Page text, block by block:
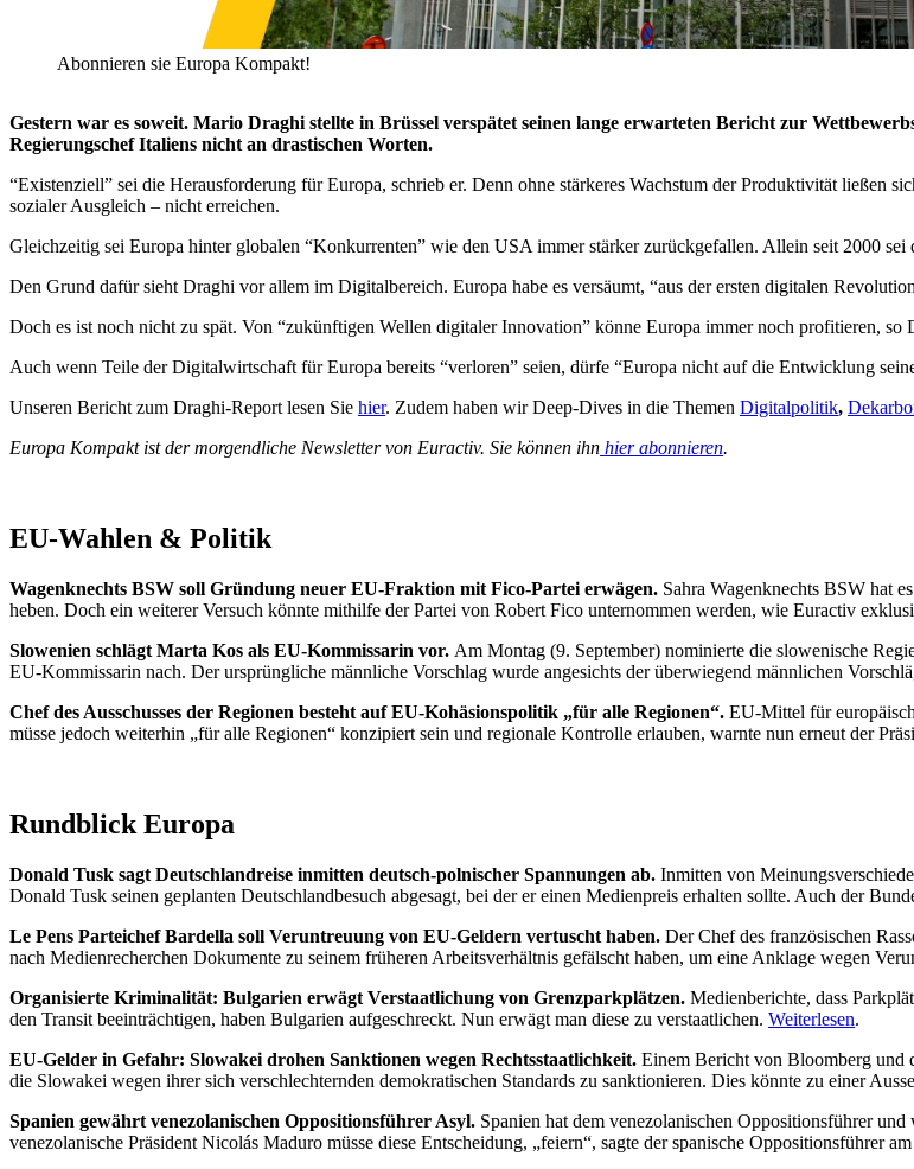
Abonnieren sie Europa Kompakt!
Gestern war es soweit. Mario Draghi stellte in Brüssel verspätet seinen lange erwarteten Bericht zur
Regierungschef Italiens nicht an drastischen Worten.
“Existenziell” sei die Herausforderung für Europa, schrieb er. Denn ohne stärkeres Wachstum der Produktivität
sozialer Ausgleich – nicht erreichen.
Gleichzeitig sei Europa hinter globalen “Konkurrenten” wie den USA immer stärker zurückgefallen. Allein seit 2000
Den Grund dafür sieht Draghi vor allem im Digitalbereich. Europa habe es versäumt, “aus der ersten digitalen
Doch es ist noch nicht zu spät. Von “zukünftigen Wellen digitaler Innovation” könne Europa immer noch profitieren,
Auch wenn Teile der Digitalwirtschaft für Europa bereits “verloren” seien, dürfe “Europa nicht auf die Entwicklung
Unseren Bericht zum Draghi-Report lesen Sie hier. Zudem haben wir Deep-Dives in die Themen Digitalpolitik,
Europa Kompakt ist der morgendliche Newsletter von Euractiv. Sie können ihn hier abonnieren.
EU-Wahlen & Politik
Wagenknechts BSW soll Gründung neuer EU-Fraktion mit Fico-Partei erwägen. Sahra Wagenknechts BSW hat
heben. Doch ein weiterer Versuch könnte mithilfe der Partei von Robert Fico unternommen werden, wie Euractiv
Slowenien schlägt Marta Kos als EU-Kommissarin vor. Am Montag (9. September) nominierte die slowenische
EU-Kommissarin nach. Der ursprüngliche männliche Vorschlag wurde angesichts der überwiegend männlichen
Chef des Ausschusses der Regionen besteht auf EU-Kohäsionspolitik „für alle Regionen“. EU-Mittel für
müsse jedoch weiterhin „für alle Regionen“ konzipiert sein und regionale Kontrolle erlauben, warnte nun erneut der
Rundblick Europa
Donald Tusk sagt Deutschlandreise inmitten deutsch-polnischer Spannungen ab. Inmitten von
Donald Tusk seinen geplanten Deutschlandbesuch abgesagt, bei der er einen Medienpreis erhalten sollte. Auch der
Le Pens Parteichef Bardella soll Veruntreuung von EU-Geldern vertuscht haben. Der Chef des französischen
nach Medienrecherchen Dokumente zu seinem früheren Arbeitsverhältnis gefälscht haben, um eine Anklage wegen
Organisierte Kriminalität: Bulgarien erwägt Verstaatlichung von Grenzparkplätzen. Medienberichte, dass
den Transit beeinträchtigen, haben Bulgarien aufgeschreckt. Nun erwägt man diese zu verstaatlichen. Weiterlesen.
EU-Gelder in Gefahr: Slowakei drohen Sanktionen wegen Rechtsstaatlichkeit. Einem Bericht von Bloomberg und
die Slowakei wegen ihrer sich verschlechternden demokratischen Standards zu sanktionieren. Dies könnte zu einer
Spanien gewährt venezolanischen Oppositionsführer Asyl. Spanien hat dem venezolanischen Oppositionsführer
venezolanische Präsident Nicolás Maduro müsse diese Entscheidung, „feiern“, sagte der spanische Oppositionsführer